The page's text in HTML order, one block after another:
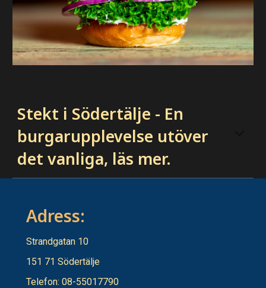
Stekt i Södertälje - En
burgarupplevelse utöver
det vanliga, läs mer.
Adress:
Strandgatan 10
151 71 Södertälje
Telefon: 08-55017790